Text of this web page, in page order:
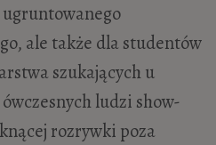
ale także dla studentów
szukających u
ludzi show-
rozrywki poza